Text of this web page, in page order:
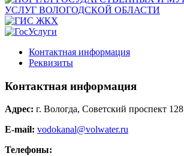
Контактная информация
Реквизиты
Контактная информация
Адрес: г. Вологда, Советский проспект 128
E-mail: vodokanal@volwater.ru
Телефоны: